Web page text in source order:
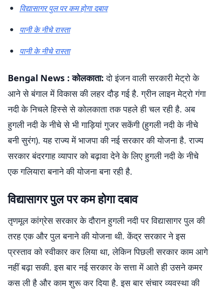
विद्यासागर पुल पर कम होगा दबाव
पानी के नीचे रास्ता
पानी के नीचे रास्ता
Bengal News : कोलकाता:दो इंजन वाली सरकारी मेट्रो के
आने से बंगाल में विकास की लहर दौड़ गई है. ग्रीन लाइन मेट्रो गंगा
नदी के निचले हिस्से से कोलकाता तक पहले ही चल रही है. अब
हुगली नदी के नीचे से भी गाड़ियां गुजर सकेंगी (हुगली नदी के नीचे
बनी सुरंग). यह राज्य में भाजपा की नई सरकार की योजना है. राज्य
सरकार बंदरगाह व्यापार को बढ़ावा देने के लिए हुगली नदी के नीचे
एक गलियारा बनाने की योजना बना रही है.
विद्यासागर पुल पर कम होगा दबाव
तृणमूल कांग्रेस सरकार के दौरान हुगली नदी पर विद्यासागर पुल की
तरह एक और पुल बनाने की योजना थी. केंद्र सरकार ने इस
प्रस्ताव को स्वीकार कर लिया था, लेकिन पिछली सरकार काम आगे
नहीं बढ़ा सकी. इस बार नई सरकार के सत्ता में आते ही उसने कमर
कस ली है और काम शुरू कर दिया है. इस बार संचार व्यवस्था की